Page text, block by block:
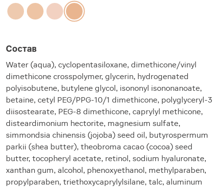
Состав
Water (aqua), cyclopentasiloxane, dimethicone/vinyl
dimethicone crosspolymer, glycerin, hydrogenated
polyisobutene, butylene glycol, isononyl isononanoate,
betaine, cetyl PEG/PPG-10/1 dimethicone, polyglyceryl-3
diisostearate, PEG-8 dimethicone, caprylyl methicone,
disteardimonium hectorite, magnesium sulfate,
simmondsia chinensis (jojoba) seed oil, butyrospermum
parkii (shea butter), theobroma cacao (cocoa) seed
butter, tocopheryl acetate, retinol, sodium hyaluronate,
xanthan gum, alcohol, phenoxyethanol, methylparaben,
propylparaben, triethoxycaprylylsilane, talc, aluminum